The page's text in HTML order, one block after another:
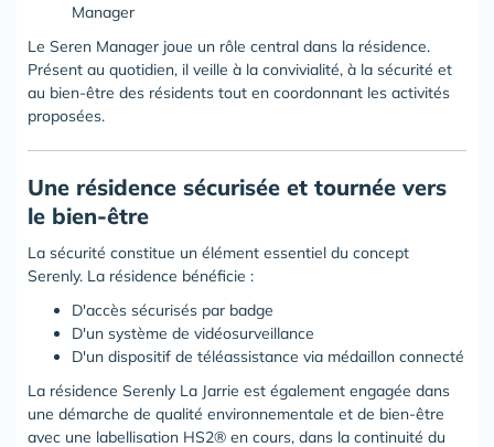
Manager
Le Seren Manager joue un rôle central dans la résidence.
Présent au quotidien, il veille à la convivialité, à la sécurité et
au bien-être des résidents tout en coordonnant les activités
proposées.
Une résidence sécurisée et tournée vers
le bien-être
La sécurité constitue un élément essentiel du concept
Serenly. La résidence bénéficie :
D'accès sécurisés par badge
D'un système de vidéosurveillance
D'un dispositif de téléassistance via médaillon connecté
La résidence Serenly La Jarrie est également engagée dans
une démarche de qualité environnementale et de bien-être
avec une labellisation HS2® en cours, dans la continuité du